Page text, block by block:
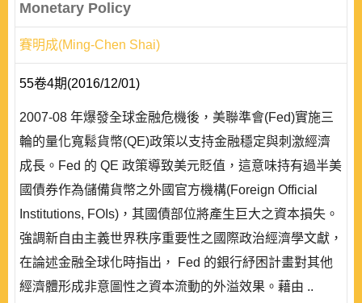
Monetary Policy
賽明成(Ming-Chen Shai)
55卷4期(2016/12/01)
2007-08 年爆發全球金融危機後，美聯準會(Fed)實施三
輪的量化寬鬆貨幣(QE)政策以支持金融穩定與刺激經濟
成長。Fed 的 QE 政策導致美元貶值，這意味持有過半美
國債券作為儲備貨幣之外國官方機構(Foreign Official
Institutions, FOIs)，其國債部位將產生巨大之資本損失。
強調新自由主義世界秩序重要性之國際政治經濟學文獻，
在論述金融全球化時指出， Fed 的銀行紓困計畫對其他
經濟體形成非意圖性之資本流動的外溢效果。藉由 ..